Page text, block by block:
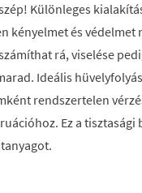
Különleges
kényelmet és védelmet
rá, viselése
Ideális
rendszertelen
Ez a tisztasági